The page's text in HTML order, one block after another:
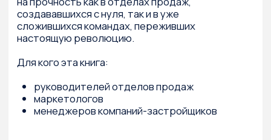
Купить за 499₽
Сергей Разуваев
Ольга Донская